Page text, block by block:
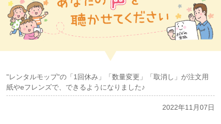
"レンタルモップ"の「1回休み」「数量変更」「取消し」が注文用
紙やeフレンズで、できるようになりました♪
2022年11月07日